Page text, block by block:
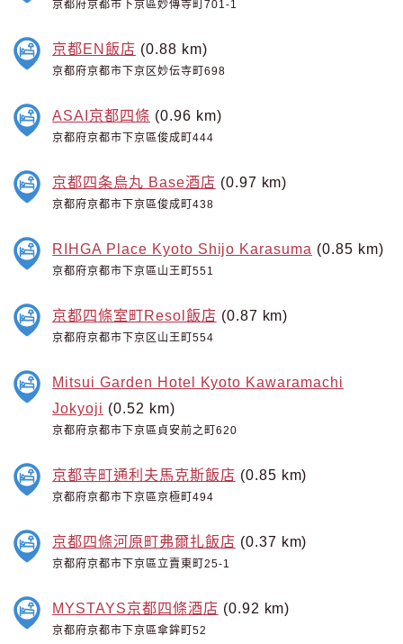
京都府京都市下京區妙傳寺町701-1
京都EN飯店 (0.88 km)
京都府京都市下京区妙伝寺町698
ASAI京都四條 (0.96 km)
京都府京都市下京區俊成町444
京都四条烏丸 Base酒店 (0.97 km)
京都府京都市下京區俊成町438
RIHGA Place Kyoto Shijo Karasuma (0.85 km)
京都府京都市下京區山王町551
京都四條室町Resol飯店 (0.87 km)
京都府京都市下京区山王町554
Mitsui Garden Hotel Kyoto Kawaramachi
Jokyoji (0.52 km)
京都府京都市下京區貞安前之町620
京都寺町通利夫馬克斯飯店 (0.85 km)
京都府京都市下京區京極町494
京都四條河原町弗爾扎飯店 (0.37 km)
京都府京都市下京區立賣東町25-1
MYSTAYS京都四條酒店 (0.92 km)
京都府京都市下京區傘鉾町52